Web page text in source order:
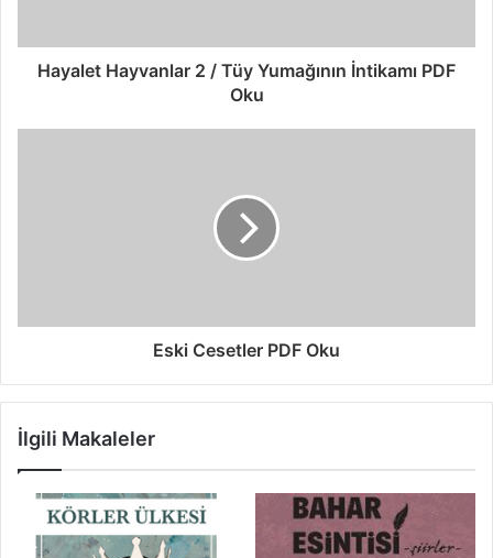
Hayalet Hayvanlar 2 / Tüy Yumağının İntikamı PDF
Oku
Eski Cesetler PDF Oku
İlgili Makaleler